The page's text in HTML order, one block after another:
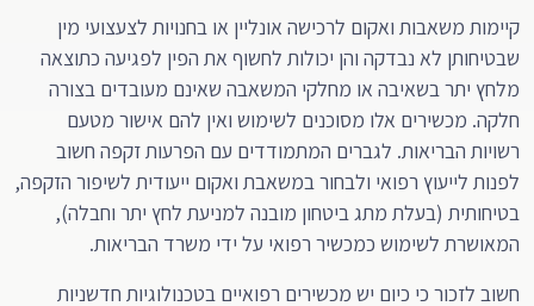
קיימות משאבות ואקום לרכישה אונליין או בחנויות לצעצועי מין
שבטיחותן לא נבדקה והן יכולות לחשוף את הפין לפגיעה כתוצאה
מלחץ יתר בשאיבה או מחלקי המשאבה שאינם מעובדים בצורה
חלקה. מכשירים אלו מסוכנים לשימוש ואין להם אישור מטעם
רשויות הבריאות. לגברים המתמודדים עם הפרעות זקפה חשוב
לפנות לייעוץ רפואי ולבחור במשאבת ואקום ייעודית לשיפור הזקפה,
בטיחותית (בעלת מתג ביטחון מובנה למניעת לחץ יתר וחבלה),
המאושרת לשימוש כמכשיר רפואי על ידי משרד הבריאות.
חשוב לזכור כי כיום יש מכשירים רפואיים בטכנולוגיות חדשניות